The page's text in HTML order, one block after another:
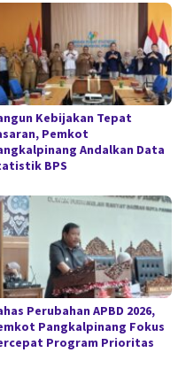
Kebijakan Tepat
Pemkot
Andalkan Data
BPS
Perubahan APBD 2026,
Pangkalpinang Fokus
Program Prioritas